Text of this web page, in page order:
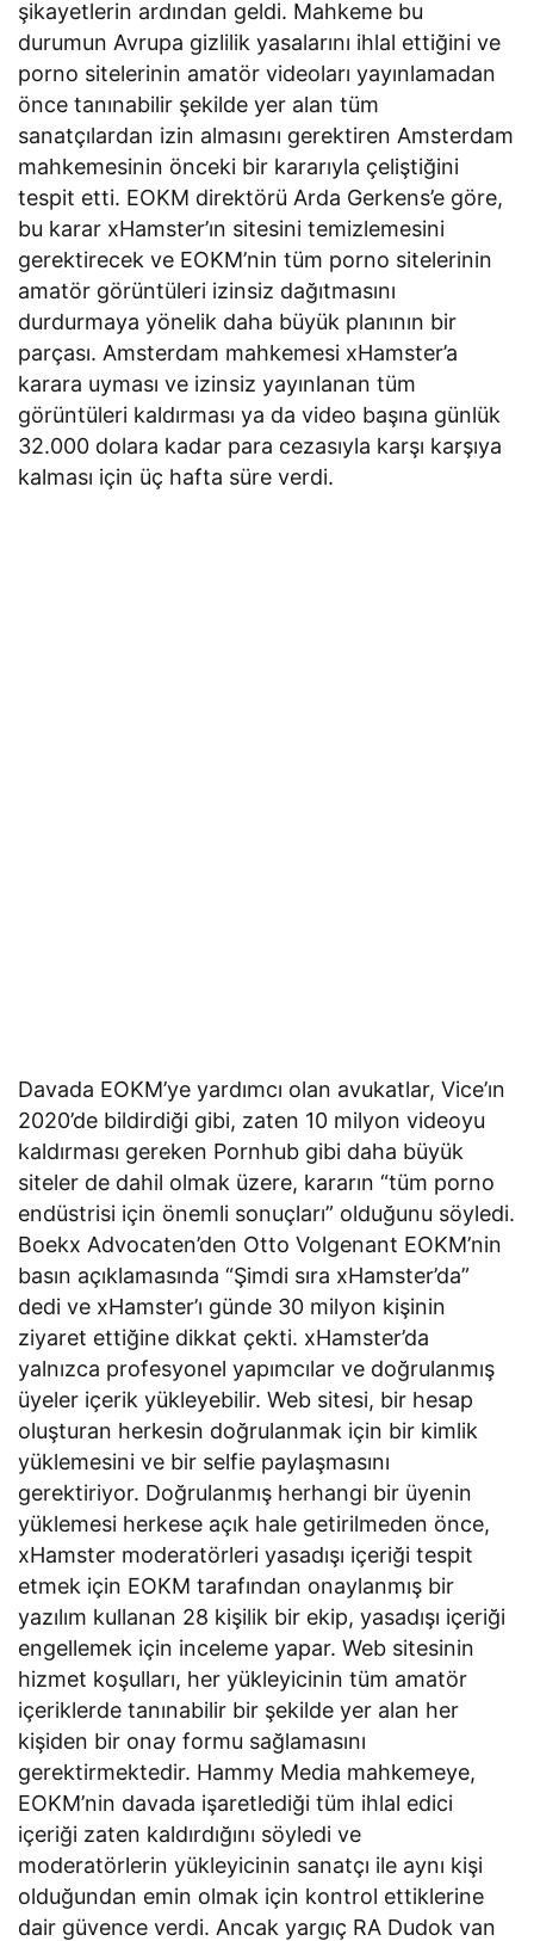
şikayetlerin ardından geldi. Mahkeme bu
durumun Avrupa gizlilik yasalarını ihlal ettiğini ve
porno sitelerinin amatör videoları yayınlamadan
önce tanınabilir şekilde yer alan tüm
sanatçılardan izin almasını gerektiren Amsterdam
mahkemesinin önceki bir kararıyla çeliştiğini
tespit etti. EOKM direktörü Arda Gerkens’e göre,
bu karar xHamster’ın sitesini temizlemesini
gerektirecek ve EOKM’nin tüm porno sitelerinin
amatör görüntüleri izinsiz dağıtmasını
durdurmaya yönelik daha büyük planının bir
parçası. Amsterdam mahkemesi xHamster’a
karara uyması ve izinsiz yayınlanan tüm
görüntüleri kaldırması ya da video başına günlük
32.000 dolara kadar para cezasıyla karşı karşıya
kalması için üç hafta süre verdi.
Davada EOKM’ye yardımcı olan avukatlar, Vice’ın
2020’de bildirdiği gibi, zaten 10 milyon videoyu
kaldırması gereken Pornhub gibi daha büyük
siteler de dahil olmak üzere, kararın “tüm porno
endüstrisi için önemli sonuçları” olduğunu söyledi.
Boekx Advocaten’den Otto Volgenant EOKM’nin
basın açıklamasında “Şimdi sıra xHamster’da”
dedi ve xHamster’ı günde 30 milyon kişinin
ziyaret ettiğine dikkat çekti. xHamster’da
yalnızca profesyonel yapımcılar ve doğrulanmış
üyeler içerik yükleyebilir. Web sitesi, bir hesap
oluşturan herkesin doğrulanmak için bir kimlik
yüklemesini ve bir selfie paylaşmasını
gerektiriyor. Doğrulanmış herhangi bir üyenin
yüklemesi herkese açık hale getirilmeden önce,
xHamster moderatörleri yasadışı içeriği tespit
etmek için EOKM tarafından onaylanmış bir
yazılım kullanan 28 kişilik bir ekip, yasadışı içeriği
engellemek için inceleme yapar. Web sitesinin
hizmet koşulları, her yükleyicinin tüm amatör
içeriklerde tanınabilir bir şekilde yer alan her
kişiden bir onay formu sağlamasını
gerektirmektedir. Hammy Media mahkemeye,
EOKM’nin davada işaretlediği tüm ihlal edici
içeriği zaten kaldırdığını söyledi ve
moderatörlerin yükleyicinin sanatçı ile aynı kişi
olduğundan emin olmak için kontrol ettiklerine
dair güvence verdi. Ancak yargıç RA Dudok van